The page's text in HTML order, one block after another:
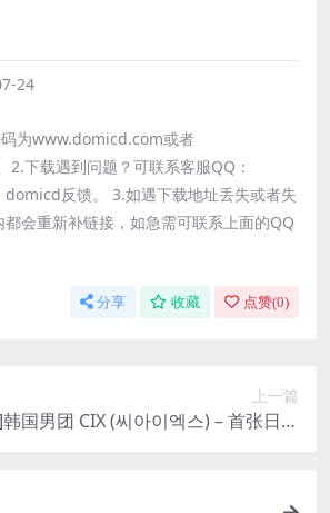
24
为www.domicd.com或者
下载遇到问题？可联系客服QQ：
反馈。 3.如遇下载地址丢失或者失
会重新补链接，如急需可联系上面的QQ
分享 收藏 点赞(0)
上一篇
国男团 CIX (씨아이엑스) – 首张日语